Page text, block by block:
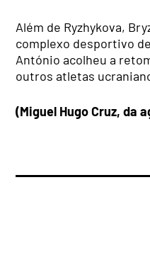
Além de Ryzhykova,
complexo desportivo
António acolheu a
outros atletas
(Miguel Hugo Cruz, da